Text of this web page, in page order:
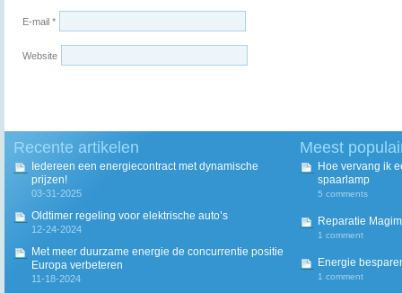
E-mail *
Website
Recente artikelen
Iedereen een energiecontract met dynamische
prijzen!
03-31-2025
Oldtimer regeling voor elektrische auto’s
12-24-2024
Met meer duurzame energie de concurrentie positie
Europa verbeteren
11-18-2024
Meest
Hoe vervang ik
spaarlamp
5 comments
Reparatie
1 comment
Energie
1 comment